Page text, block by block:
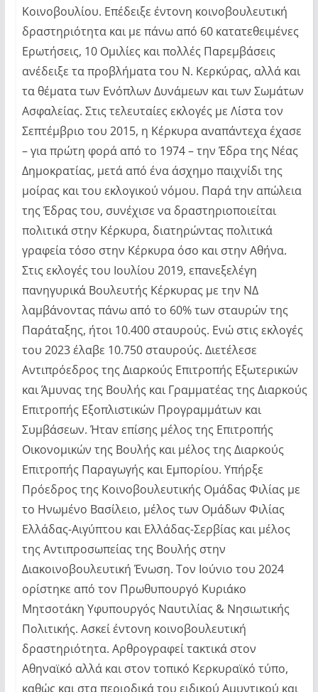
Κοινοβουλίου. Επέδειξε έντονη κοινοβουλευτική
δραστηριότητα και με πάνω από 60 κατατεθειμένες
Ερωτήσεις, 10 Ομιλίες και πολλές Παρεμβάσεις
ανέδειξε τα προβλήματα του Ν. Κερκύρας, αλλά και
τα θέματα των Ενόπλων Δυνάμεων και των Σωμάτων
Ασφαλείας. Στις τελευταίες εκλογές με Λίστα τον
Σεπτέμβριο του 2015, η Κέρκυρα αναπάντεχα έχασε
– για πρώτη φορά από το 1974 – την Έδρα της Νέας
Δημοκρατίας, μετά από ένα άσχημο παιχνίδι της
μοίρας και του εκλογικού νόμου. Παρά την απώλεια
της Έδρας του, συνέχισε να δραστηριοποιείται
πολιτικά στην Κέρκυρα, διατηρώντας πολιτικά
γραφεία τόσο στην Κέρκυρα όσο και στην Αθήνα.
Στις εκλογές του Ιουλίου 2019, επανεξελέγη
πανηγυρικά Βουλευτής Κέρκυρας με την ΝΔ
λαμβάνοντας πάνω από το 60% των σταυρών της
Παράταξης, ήτοι 10.400 σταυρούς. Ενώ στις εκλογές
του 2023 έλαβε 10.750 σταυρούς. Διετέλεσε
Αντιπρόεδρος της Διαρκούς Επιτροπής Εξωτερικών
και Άμυνας της Βουλής και Γραμματέας της Διαρκούς
Επιτροπής Εξοπλιστικών Προγραμμάτων και
Συμβάσεων. Ήταν επίσης μέλος της Επιτροπής
Οικονομικών της Βουλής και μέλος της Διαρκούς
Επιτροπής Παραγωγής και Εμπορίου. Υπήρξε
Πρόεδρος της Κοινοβουλευτικής Ομάδας Φιλίας με
το Ηνωμένο Βασίλειο, μέλος των Ομάδων Φιλίας
Ελλάδας-Αιγύπτου και Ελλάδας-Σερβίας και μέλος
της Αντιπροσωπείας της Βουλής στην
Διακοινοβουλευτική Ένωση. Τον Ιούνιο του 2024
ορίστηκε από τον Πρωθυπουργό Κυριάκο
Μητσοτάκη Υφυπουργός Ναυτιλίας & Νησιωτικής
Πολιτικής. Ασκεί έντονη κοινοβουλευτική
δραστηριότητα. Αρθρογραφεί τακτικά στον
Αθηναϊκό αλλά και στον τοπικό Κερκυραϊκό τύπο,
καθώς και στα περιοδικά του ειδικού Αμυντικού και